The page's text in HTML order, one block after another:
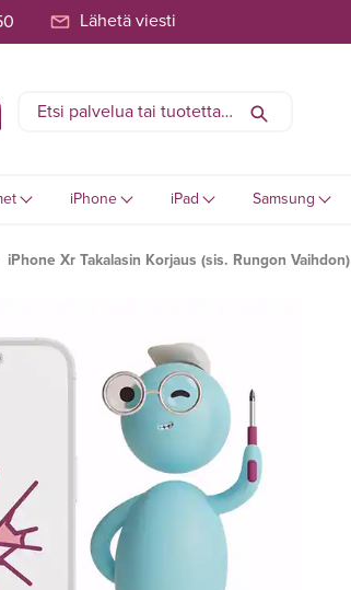
Lähetä viesti
iPhone iPad Samsung
iPhone Xr Takalasin Korjaus (sis. Rungon Vaihdon)